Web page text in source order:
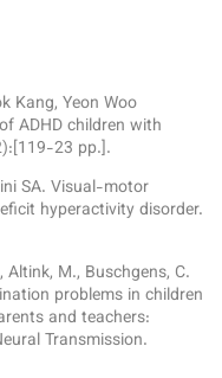
Kang, Yeon Woo
ADHD children with
23 pp.].
SA. Visual-motor
hyperactivity disorder.
Altink, M., Buschgens, C.
problems in children
and teachers:
Transmission.